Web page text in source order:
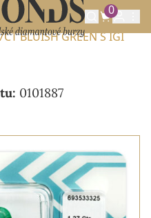
0
BLUISH GREEN S IGI
0101887